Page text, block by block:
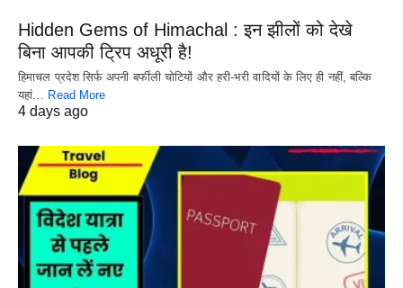
Hidden Gems of Himachal : इन झीलों को देखे
बिना आपकी ट्रिप अधूरी है!
हिमाचल प्रदेश सिर्फ अपनी बर्फीली चोटियों और हरी-भरी वादियों के लिए ही नहीं, बल्कि
यहां…
Read More
4 days ago